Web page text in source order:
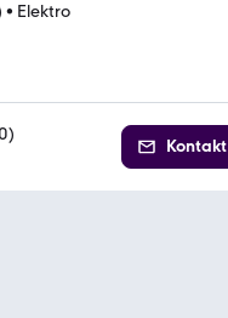
• Elektro
)
Kontakt